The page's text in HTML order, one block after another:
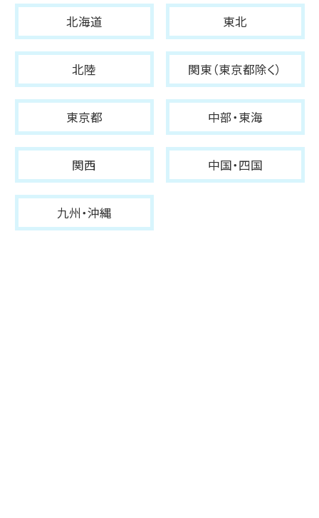
北海道 東北
北陸 関東（東京都除く）
東京都 中部・東海
関西 中国・四国
九州・沖縄